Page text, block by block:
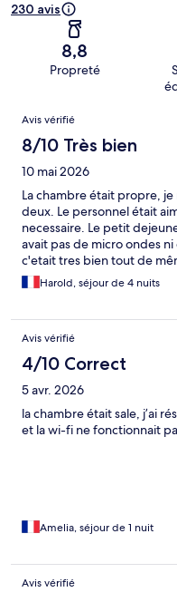
230 avis
8,8
Propreté
Avis
Avis vérifié
8/10 Très bien
10 mai 2026
La chambre était propre,
deux. Le personnel était
necessaire. Le petit
avait pas de micro ondes
c'etait tres bien tout de
Harold, séjour de 4 nuits
Avis vérifié
4/10 Correct
5 avr. 2026
la chambre était sale, j’ai
et la wi-fi ne fonctionnait
Amelia, séjour de 1 nuit
Avis vérifié